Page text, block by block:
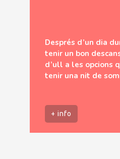
Després d’un dia
tenir un bon
d’ull a les opcions
tenir una nit de
+ info